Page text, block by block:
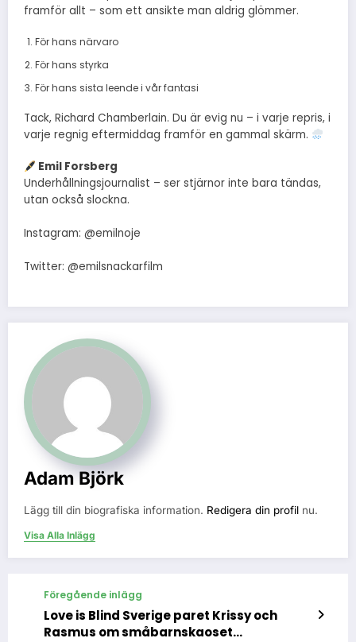
framför allt – som ett ansikte man aldrig glömmer.
För hans närvaro
För hans styrka
För hans sista leende i vår fantasi
Tack, Richard Chamberlain. Du är evig nu – i varje repris, i
varje regnig eftermiddag framför en gammal skärm.
Emil Forsberg
Underhållningsjournalist – ser stjärnor inte bara tändas,
utan också slockna.
Instagram: @emilnoje
Twitter: @emilsnackarfilm
Adam Björk
Lägg till din biografiska information. Redigera din profil nu.
Visa Alla Inlägg
Föregående inlägg
Love is Blind Sverige paret Krissy och
Rasmus om småbarnskaoset